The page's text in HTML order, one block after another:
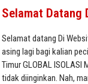
Selamat Datang
Selamat datang Di
asing lagi bagi kalian
Timur GLOBAL
tidak diinginkan. Nah,